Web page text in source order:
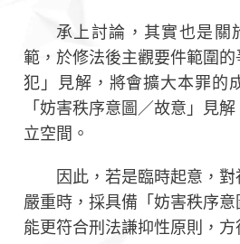
承上討論，其實也是關
範，於修法後主觀要件範圍
犯」見解，將會擴大本罪的
「妨害秩序意圖／故意」見
立空間。
因此，若是臨時起意，
嚴重時，採具備「妨害秩序意
能更符合刑法謙抑性原則，